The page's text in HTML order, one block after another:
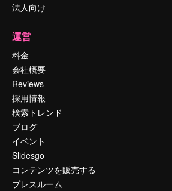
法人向け
運営
料金
会社概要
Reviews
採用情報
検索トレンド
ブログ
イベント
Slidesgo
コンテンツを販売する
プレスルーム